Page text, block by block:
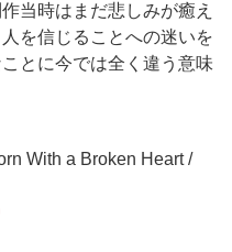
当時はまだ悲しみが癒え
を信じることへの迷いを
とに今では全く違う意味
With a Broken Heart /